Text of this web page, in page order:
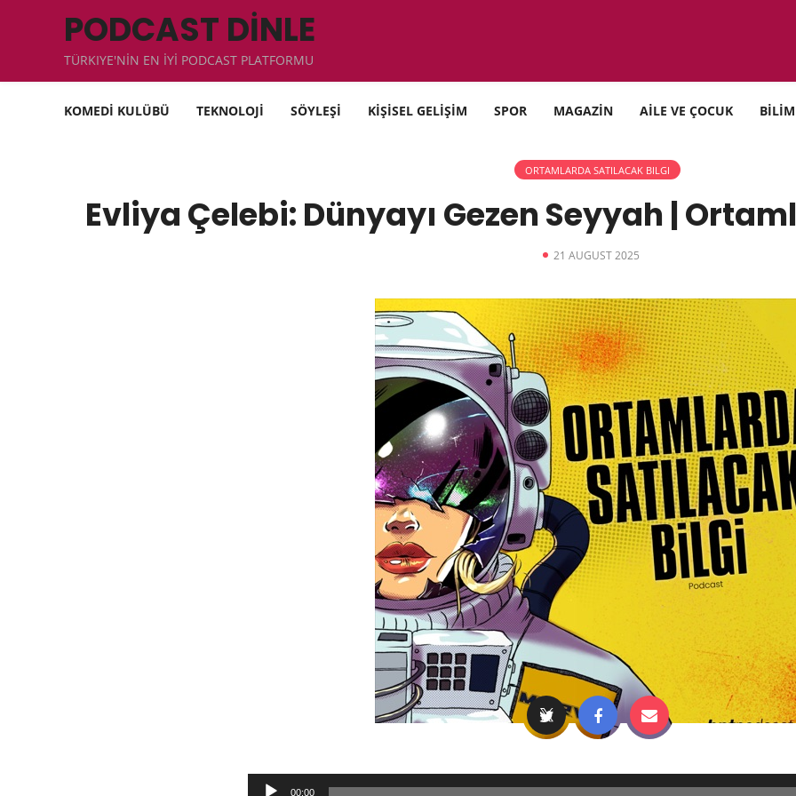
PODCAST DİNLE
TÜRKIYE'NİN EN İYİ PODCAST PLATFORMU
KOMEDİ KULÜBÜ TEKNOLOJİ SÖYLEŞİ KİŞİSEL GELİŞİM SPOR MAGAZİN AİLE VE ÇOCUK BİLİM
ORTAMLARDA SATILACAK BILGI
Evliya Çelebi: Dünyayı Gezen Seyyah |
21 AUGUST 2025
Audio
00:00